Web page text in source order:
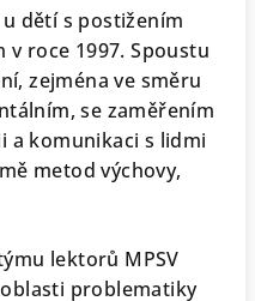
dětí s postižením
v roce 1997. Spoustu
zejména ve směru
se zaměřením
a komunikaci s lidmi
metod výchovy,
lektorů MPSV
problematiky